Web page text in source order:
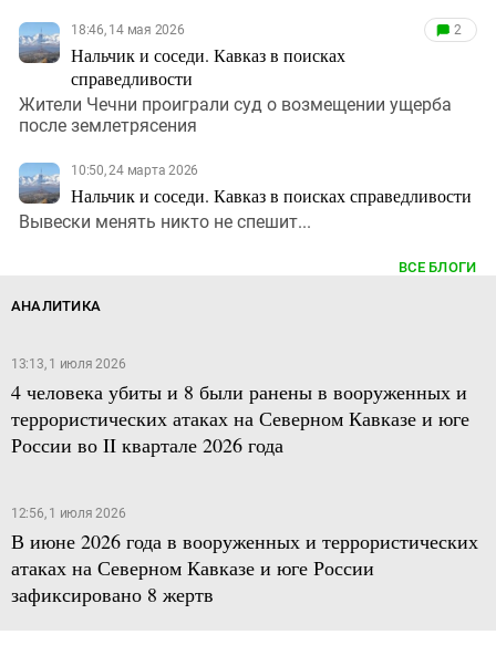
18:46, 14 мая 2026
Нальчик и соседи. Кавказ в поисках
справедливости
2
Жители Чечни проиграли суд о возмещении ущерба
после землетрясения
10:50, 24 марта 2026
Нальчик и соседи. Кавказ в поисках справедливости
Вывески менять никто не спешит...
ВСЕ БЛОГИ
АНАЛИТИКА
13:13, 1 июля 2026
4 человека убиты и 8 были ранены в вооруженных и
террористических атаках на Северном Кавказе и юге
России во II квартале 2026 года
12:56, 1 июля 2026
В июне 2026 года в вооруженных и террористических
атаках на Северном Кавказе и юге России
зафиксировано 8 жертв